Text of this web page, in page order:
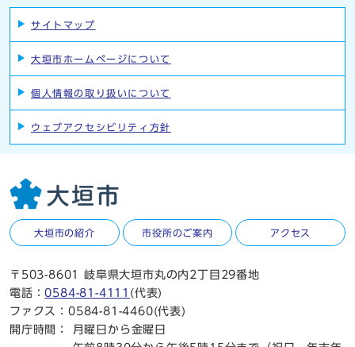
サイトマップ
大垣市ホームページについて
個人情報の取り扱いについて
ウェブアクセシビリティ方針
大垣市の紹介 市役所のご案内 アクセス
〒503-8601 岐阜県大垣市丸の内2丁目29番地
電話：0584-81-4111 (代表)
ファクス：0584-81-4460(代表)
開庁時間：
月曜日から金曜日